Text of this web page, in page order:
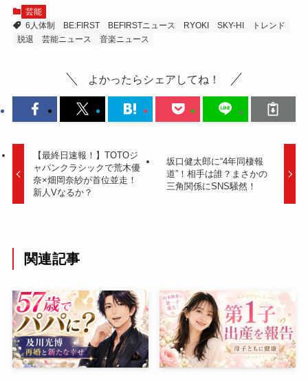
芸能
6人体制
BE:FIRST BEFIRSTニュース RYOKI SKY-HI
トレンド
脱退
芸能ニュース 音楽ニュース
よかったらシェアしてね！
【最終日速報！】TOTOジ
ャパンクラシックで荒木優
奈×畑岡奈紗が首位並走！
新人Vなるか？
坂口健太郎に“4年同棲報
道”！相手は誰？まさかの
三角関係にSNS騒然！
関連記事